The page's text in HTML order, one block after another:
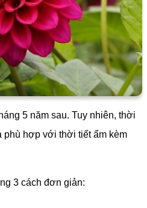
5 năm sau. Tuy nhiên, thời
phù hợp với thời tiết ẩm kèm
3 cách đơn giản: